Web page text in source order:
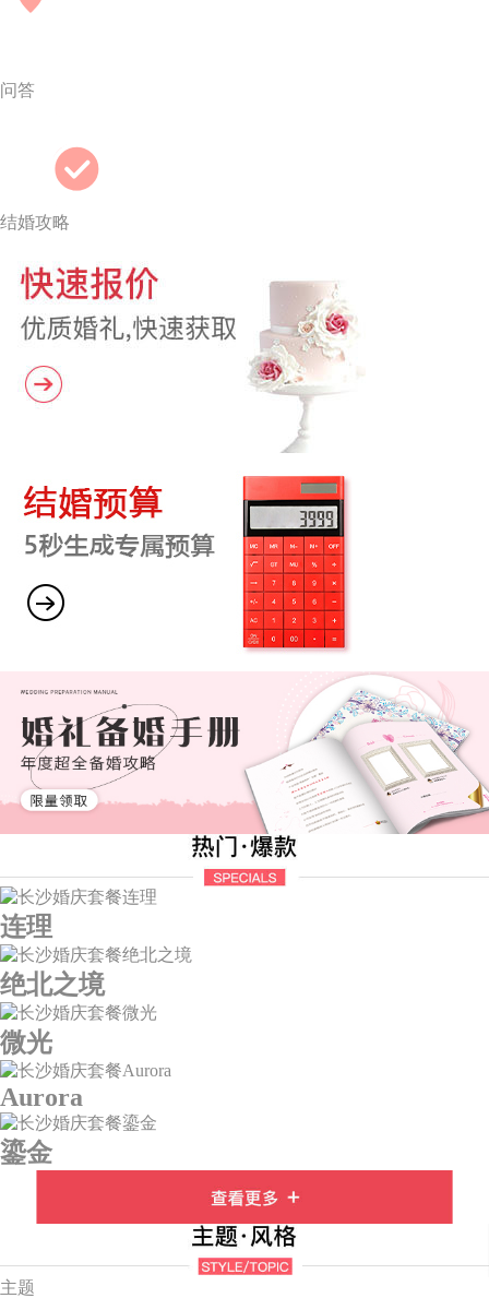
问答
结婚攻略
连理
绝北之境
微光
Aurora
鎏金
主题